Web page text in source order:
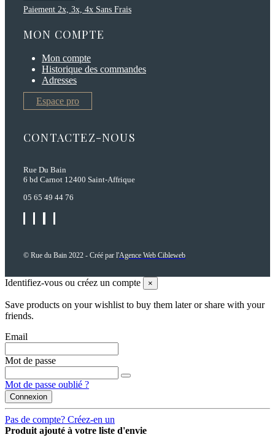
Paiement 2x, 3x, 4x Sans Frais
MON COMPTE
Mon compte
Historique des commandes
Adresses
Espace pro
CONTACTEZ-NOUS
Rue Du Bain
6 bd Carnot 12400 Saint-Affrique
05 65 49 44 76
© Rue du Bain 2022 - Créé par l'Agence Web Cibleweb
Identifiez-vous ou créez un compte ×
Save products on your wishlist to buy them later or share with your
friends.
Email
Mot de passe
Mot de passe oublié ?
Connexion
Pas de compte? Créez-en un
Produit ajouté à votre liste d'envie